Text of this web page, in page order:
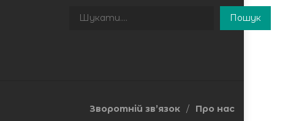
Пошук
Пошук
Зворотній зв’язок Про нас